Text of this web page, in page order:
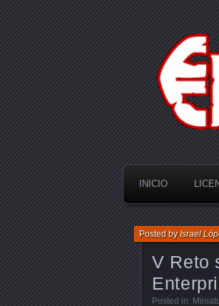
El
INICIO
V Reto
Posted byIsrael
Posted in: